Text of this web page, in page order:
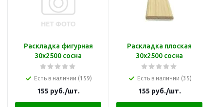
Раскладка фигурная
30х2500 сосна
Есть в наличии (159)
155 руб./шт.
Раскладка плоская
30х2500 сосна
Есть в наличии (35)
155 руб./шт.